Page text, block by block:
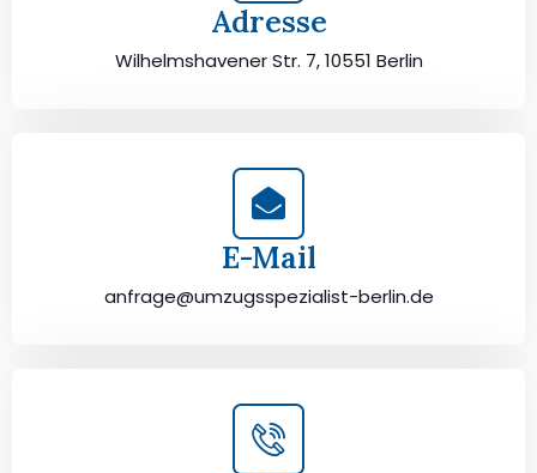
Adresse
Wilhelmshavener Str. 7, 10551 Berlin
E-Mail
anfrage@umzugsspezialist-berlin.de